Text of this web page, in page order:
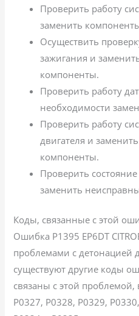
Проверить работу
заменить
Осуществить
зажигания и
компоненты.
Проверить работу
необходимости
Проверить работу
двигателя и
компоненты.
Проверить
заменить
Коды, связанные с этой
Ошибка P1395 EP6DT
проблемами с детонацией
существуют другие коды
связаны с этой
P0327, P0328, P0329,